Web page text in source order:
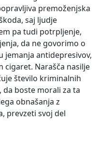
premoženjska
saj ljudje
pa tudi potrpljenje,
da ne govorimo o
jemanja antidepresivov,
cigaret. Narašča nasilje
število kriminalnih
da boste morali za ta
obnašanja z
prevzeti svoj del